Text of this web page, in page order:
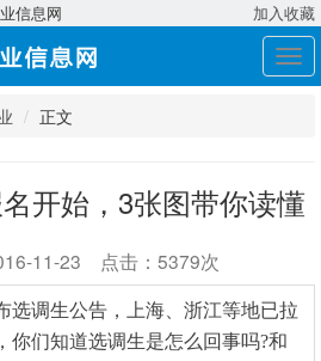
信息网 加入收藏
展
开
正文
开始，3张图带你读懂
11-23 点击：5379次
选调生公告，上海、浙江等地已拉
你们知道选调生是怎么回事吗?和